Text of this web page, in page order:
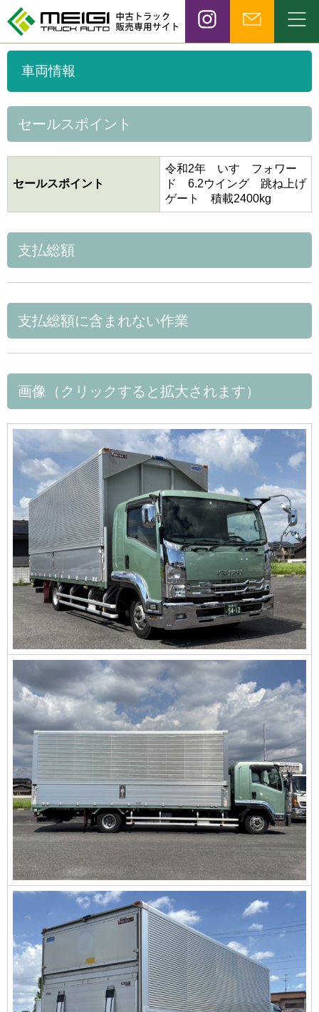
車両情報
セールスポイント
セールスポイント
令和2年 いすゞフォワー
ド 6.2ウイング 跳ね上げ
ゲート 積載2400kg
支払総額
支払総額に含まれない作業
画像（クリックすると拡大されます）